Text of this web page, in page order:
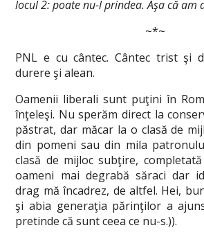
locul 2: poate nu-l prindea. Aşa că am
~*~
PNL e cu cântec. Cântec trist şi
durere şi alean.
Oamenii liberali sunt puţini în
înţeleşi. Nu sperăm direct la
păstrat, dar măcar la o clasă de
din pomeni sau din mila
clasă de mijloc subţire,
oameni mai degrabă săraci dar
drag mă încadrez, de altfel. Hei,
şi abia generaţia părinţilor a
pretinde că sunt ceea ce nu-s.)).